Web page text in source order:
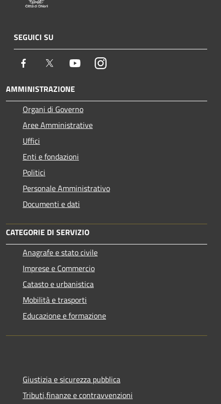
SEGUICI SU
Facebook Twitter YoutubeInstagram
AMMINISTRAZIONE
Organi di Governo
Aree Amministrative
Uffici
Enti e fondazioni
Politici
Personale Amministrativo
Documenti e dati
CATEGORIE DI SERVIZIO
Anagrafe e stato civile
Imprese e Commercio
Catasto e urbanistica
Mobilità e trasporti
Educazione e formazione
Giustizia e sicurezza pubblica
Tributi,finanze e contravvenzioni